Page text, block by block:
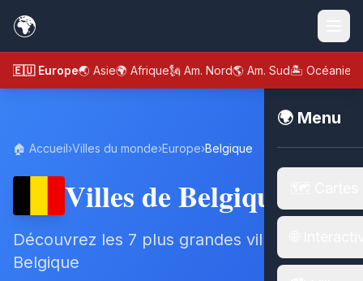
🌍
🇪🇺 Europe🌏 Asie🌍 Afrique🗽 Am. Nord🌎 Am. Sud🏝️ Océanie
🌍 Menu
🏠 Accueil›Villes du monde›Europe›Belgique
Villes de Belgique
Découvrez les 7 plus grandes villes de
Belgique